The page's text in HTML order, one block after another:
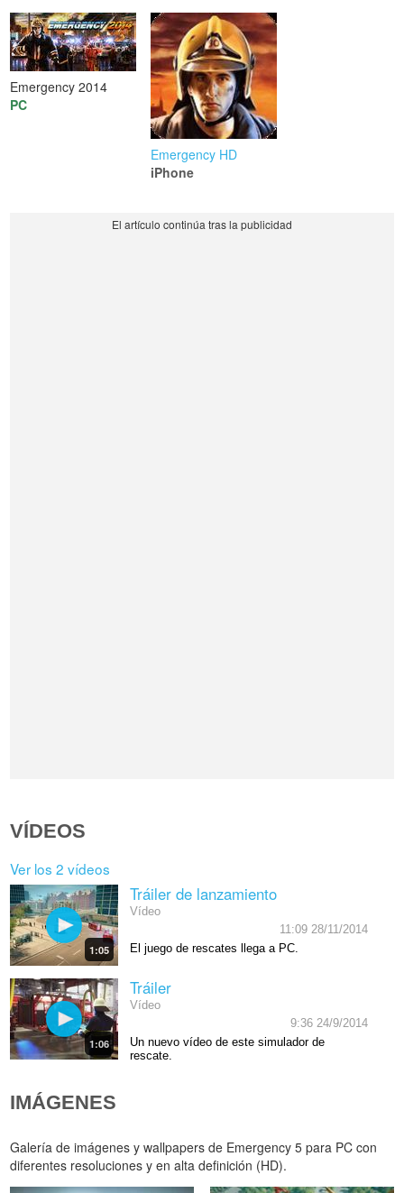
Emergency 2014
PC
Emergency HD
iPhone
VÍDEOS
Ver los 2 vídeos
1:05
Tráiler de lanzamiento
Vídeo
11:09 28/11/2014
El juego de rescates llega a PC.
1:06
Tráiler
Vídeo
9:36 24/9/2014
Un nuevo vídeo de este simulador de
rescate.
IMÁGENES
Galería de imágenes y wallpapers de Emergency 5 para PC con
diferentes resoluciones y en alta definición (HD).